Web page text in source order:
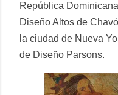
República
Diseño Altos de
la ciudad de Nueva
de Diseño Parsons.